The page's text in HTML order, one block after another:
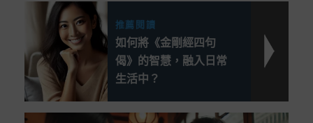
推薦閱讀
如何將《金剛經四句
偈》的智慧，融入日常
生活中？